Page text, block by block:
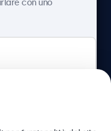
con uno